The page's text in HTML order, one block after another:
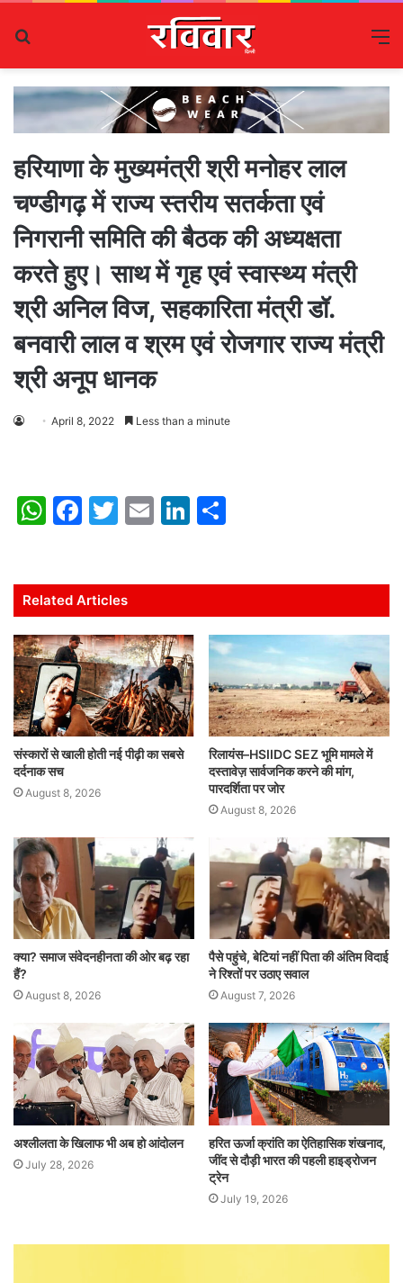
हरियाणा के मुख्यमंत्री श्री मनोहर लाल
चण्डीगढ़ में राज्य स्तरीय सतर्कता एवं
निगरानी समिति की बैठक की अध्यक्षता
करते हुए। साथ में गृह एवं स्वास्थ्य मंत्री
श्री अनिल विज, सहकारिता मंत्री डॉ.
बनवारी लाल व श्रम एवं रोजगार राज्य मंत्री
श्री अनूप धानक
April 8, 2022 Less than a minute
W
s
A
p
p
F
e
b
o
o
k
T
er
E
l
Li
e
dI
n
e
Related Articles
संस्कारों से खाली होती नई पीढ़ी का सबसे
दर्दनाक सच
August 8, 2026
रिलायंस–HSIIDC SEZ भूमि मामले में
दस्तावेज़ सार्वजनिक करने की मांग,
पारदर्शिता पर जोर
August 8, 2026
क्या? समाज संवेदनहीनता की ओर बढ़ रहा
हैं?
August 8, 2026
पैसे पहुंचे, बेटियां नहीं पिता की अंतिम विदाई
ने रिश्तों पर उठाए सवाल
August 7, 2026
अश्लीलता के खिलाफ भी अब हो आंदोलन
July 28, 2026
हरित ऊर्जा क्रांति का ऐतिहासिक शंखनाद,
जींद से दौड़ी भारत की पहली हाइड्रोजन
ट्रेन
July 19, 2026